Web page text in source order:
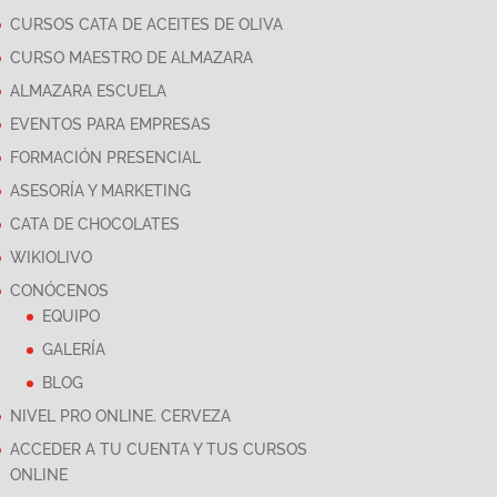
CURSOS CATA DE ACEITES DE OLIVA
CURSO MAESTRO DE ALMAZARA
ALMAZARA ESCUELA
EVENTOS PARA EMPRESAS
FORMACIÓN PRESENCIAL
ASESORÍA Y MARKETING
CATA DE CHOCOLATES
WIKIOLIVO
CONÓCENOS
EQUIPO
GALERÍA
BLOG
NIVEL PRO ONLINE. CERVEZA
ACCEDER A TU CUENTA Y TUS CURSOS
ONLINE